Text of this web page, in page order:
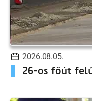
2026.08.05.
26-os főút